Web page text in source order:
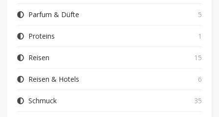
Parfum & Düfte 5
Proteins 1
Reisen 15
Reisen & Hotels 6
Schmuck 35